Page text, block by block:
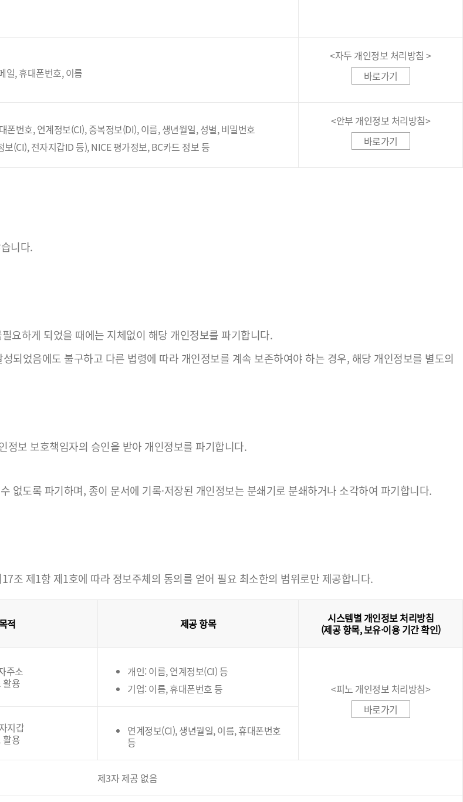
일, 휴대폰번호, 이름
<자두 개인정보 처리방침 >
바로가기
폰번호, 연계정보(CI), 중복정보(DI), 이름, 생년월일, 성별, 비밀번호
보(CI), 전자지갑ID 등), NICE 평가정보, BC카드 정보 등
<안부 개인정보 처리방침>
바로가기
니다.
요하게 되었을 때에는 지체없이 해당 개인정보를 파기합니다.
었음에도 불구하고 다른 법령에 따라 개인정보를 계속 보존하여야 하는 경우, 해당 개인정보를 별도의
보 보호책임자의 승인을 받아 개인정보를 파기합니다.
없도록 파기하며, 종이 문서에 기록·저장된 개인정보는 분쇄기로 분쇄하거나 소각하여 파기합니다.
제1항 제1호에 따라 정보주체의 동의를 얻어 필요 최소한의 범위로만 제공합니다.
적 제공 항목
시스템별 개인정보 처리방침
(제공 항목, 보유·이용 기간 확인)
주소
활용
개인: 이름, 연계정보(CI) 등
기업: 이름, 휴대폰번호 등
<피노 개인정보 처리방침>
바로가기
지갑
활용
연계정보(CI), 생년월일, 이름, 휴대폰번호
등
제3자 제공 없음